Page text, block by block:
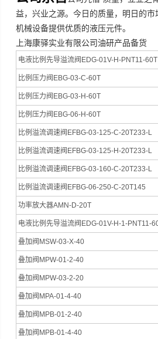
益，兴业之源。今日的质量，明日的市
机械设备提供优质的液压元件。
上海康驿实业有限公司油研产品备货
电液比例先导溢流阀EDG-01V-H-PNT11-60T
比例压力阀EBG-03-C-60T
比例压力阀EBG-03-H-60T
比例压力阀EBG-06-H-60T
比例溢流调速阀EFBG-03-125-C-20T233-L
比例溢流调速阀EFBG-03-125-H-20T233-L
比例溢流调速阀EFBG-03-160-C-20T233-L
比例溢流调速阀EFBG-06-250-C-20T145
功率放大器AMN-D-20T
电液比例先导溢流阀EDG-01V-H-1-PNT11-
叠加阀MSW-03-X-40
叠加阀MPW-01-2-40
叠加阀MPW-03-2-20
叠加阀MPA-01-4-40
叠加阀MPB-01-2-40
叠加阀MPB-01-4-40